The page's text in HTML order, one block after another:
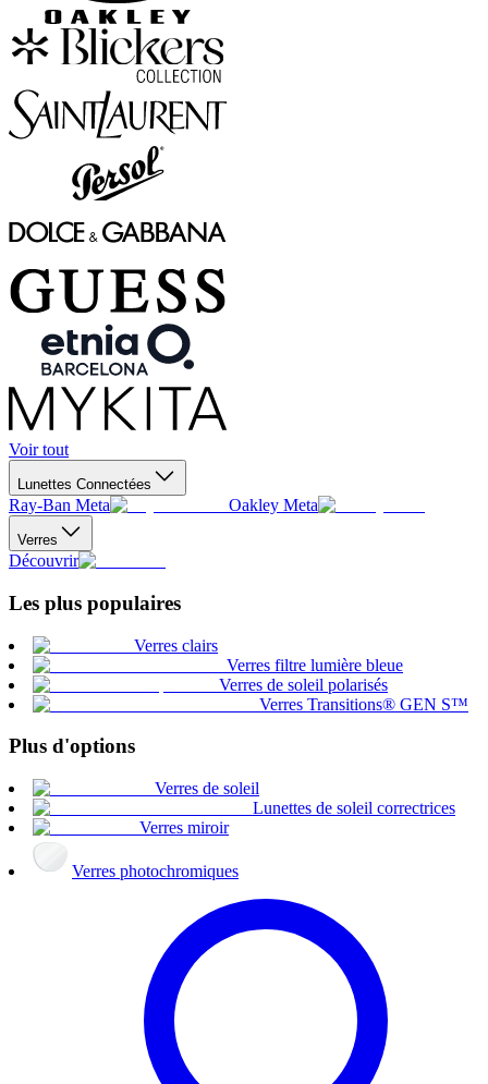
Voir tout
Lunettes Connectées
Ray-Ban Meta Oakley Meta
Verres
Découvrir
Les plus populaires
Verres clairs
Verres filtre lumière bleue
Verres de soleil polarisés
Verres Transitions® GEN S™
Plus d'options
Verres de soleil
Lunettes de soleil correctrices
Verres miroir
Verres photochromiques